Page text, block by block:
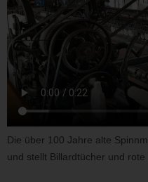
Die über 100 Jahre alte
und stellt Billardtücher und